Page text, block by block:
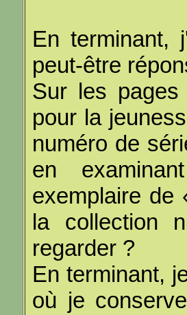
En terminant,
peut-être
Sur les pages
pour la
numéro de
en
exemplaire de
la collection
regarder ?
En terminant,
où je